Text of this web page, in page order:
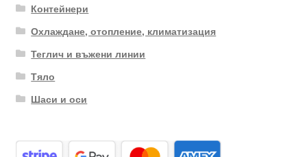
Контейнери
Охлаждане, отопление, климатизация
Теглич и въжени линии
Тяло
Шаси и оси